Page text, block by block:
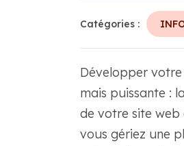
Catégories :
Développer
mais puissante :
de votre site web
vous gériez une